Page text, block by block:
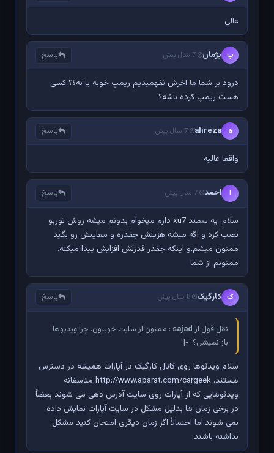
عالی
پ پژمان 7 سال پیش پاسخ
درود بر شما ما اخرش نفهمیدیم ریمپ خوبه یا نه؟؟ کسی
هست ریمپ کرده باشه؟
a
alireza 7 سال پیش پاسخ
واقعا عالیه
ا احمد 7 سال پیش پاسخ
سلام. یه سمند xu7 دارم میخوام بدونم میشه روش توربو
نصب کرد و اگه میشه هزینش چقدره و معایبش رو بگید
ممنون میشم.و اینکه چقدر قدرتش افزایش پیدا میکنه.
ممنونم از شما
ک کارگیک 8 سال پیش پاسخ
نقل قول از sajad : ممنون از سایت خوبتون. چرا ویدیوها
باز نمیشن؟ :-|
سلام ویدئوها روی کانال کارگیک در آپارات همیشه در دسترس
هستند. http://www.aparat.com/cargeek متاسفانه
ویدئوهایی که از آپارات روی سایت آدرس دهی می شوند بعضاً
در برخی زمان ها بدلیل مشکل در سایت آپارات نمایش داده
نمی شوند.اما احتمالاً اگر زمان دیگری امتحان کنید مشکل
نداشته باشند.